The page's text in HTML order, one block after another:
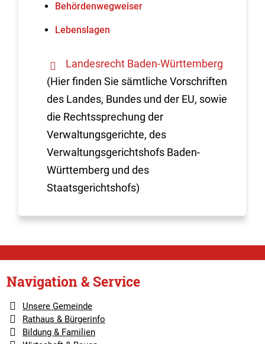
Behördenwegweiser
Lebenslagen
Landesrecht Baden-Württemberg
(Hier finden Sie sämtliche Vorschriften
des Landes, Bundes und der EU, sowie
die Rechtssprechung der
Verwaltungsgerichte, des
Verwaltungsgerichtshofs Baden-
Württemberg und des
Staatsgerichtshofs)
Navigation & Service
Unsere Gemeinde
Rathaus & Bürgerinfo
Bildung & Familien